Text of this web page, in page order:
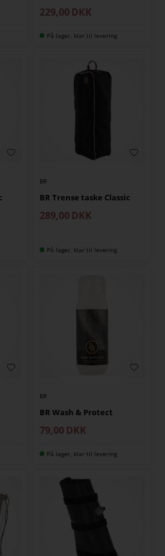
229,00 DKK
På lager, klar til levering
BR
BR Trense taske Classic
289,00 DKK
På lager, klar til levering
BR
BR Wash & Protect
79,00 DKK
På lager, klar til levering